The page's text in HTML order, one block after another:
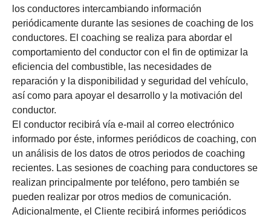
los conductores intercambiando información
periódicamente durante las sesiones de coaching de los
conductores. El coaching se realiza para abordar el
comportamiento del conductor con el fin de optimizar la
eficiencia del combustible, las necesidades de
reparación y la disponibilidad y seguridad del vehículo,
así como para apoyar el desarrollo y la motivación del
conductor.
El conductor recibirá vía e-mail al correo electrónico
informado por éste, informes periódicos de coaching, con
un análisis de los datos de otros periodos de coaching
recientes. Las sesiones de coaching para conductores se
realizan principalmente por teléfono, pero también se
pueden realizar por otros medios de comunicación.
Adicionalmente, el Cliente recibirá informes periódicos